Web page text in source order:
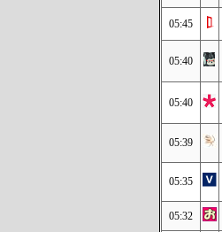
05:45
05:40
05:40
05:39
05:35
05:32